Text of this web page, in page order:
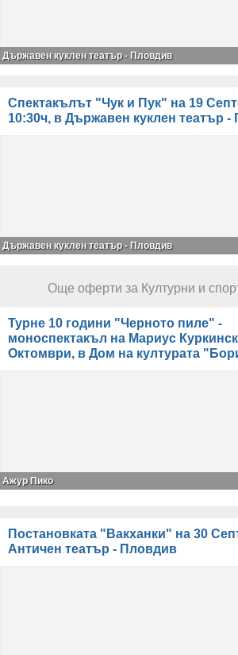
Държавен куклен театър - Пловдив
Спектакълът "Чук и Пук" на 19
10:30ч, в Държавен куклен театър
Държавен куклен театър - Пловдив
Още оферти за Културни и
Турне 10 години "Черното пиле" -
моноспектакъл на Мариус
Октомври, в Дом на културата
Ажур Пико
Постановката "Вакханки" на 30
Античен театър - Пловдив